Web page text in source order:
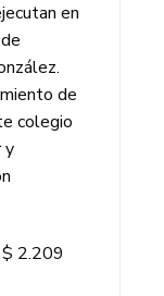
en
de
colegio
y
2.209